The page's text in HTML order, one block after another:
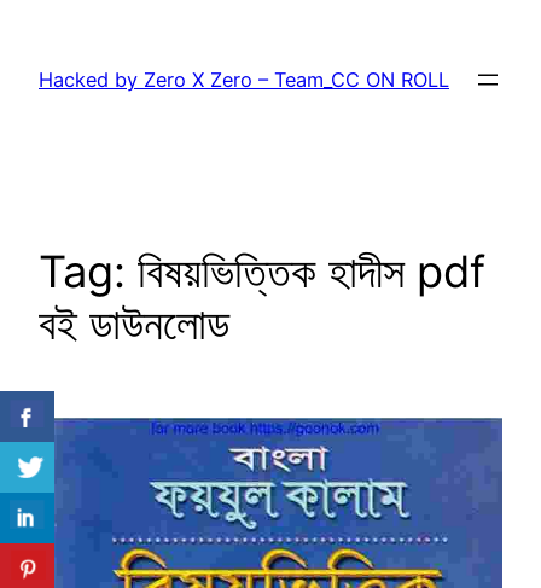
content
Hacked by Zero X Zero – Team_CC ON ROLL
Tag: বিষয়ভিত্তিক হাদীস pdf
বই ডাউনলোড